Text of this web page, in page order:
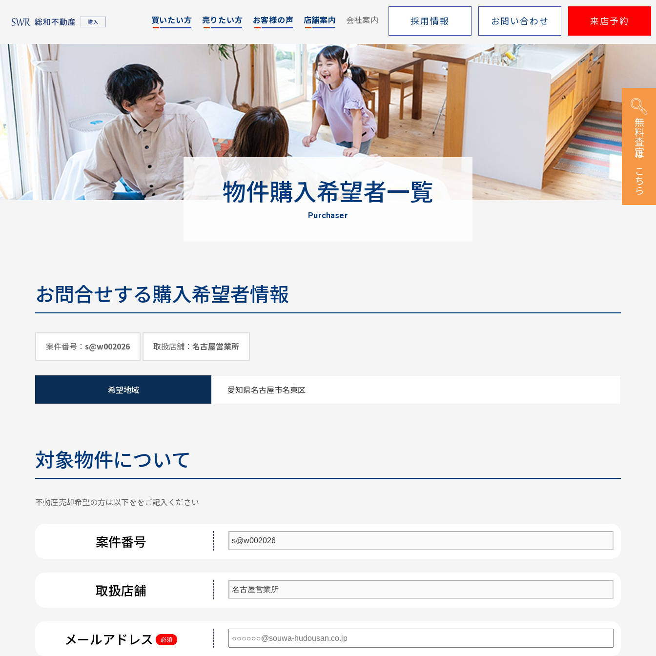
買いたい方 売りたい方 お客様の声 店舗案内 会社案内 採用情報 お問い合わせ 来店予約
名古屋エリア
物件検索
物件一覧
東京エリア
物件検索
物件一覧
エリア別
名古屋エリア
不動産売却について
購入希望者情報一覧
東京エリア
不動産売却について
購入希望者情報一覧
売却サポート
シーンごとの売却
売り方のメリット・デメリット
買い替えの流れ
売却実績
戸建てを高く売るためのポイント
土地を高く売るためのポイント
マンションを高く売るためのポイント
物件購入希望者一覧
purchaser
お問合せする購入希望者情報
案件番号： s@w002026 取扱店舗： 名古屋営業所
希望地域 愛知県名古屋市名東区
対象物件について
不動産売却希望の方は以下ををご記入ください
案件番号
取扱店舗
メールアドレス 必須
無料査定はこちら